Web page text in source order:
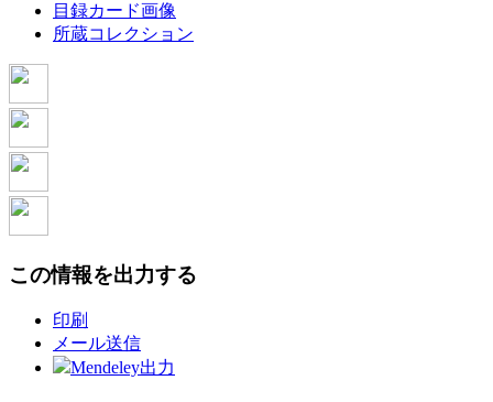
目録カード画像
所蔵コレクション
この情報を出力する
印刷
メール送信
Mendeley出力